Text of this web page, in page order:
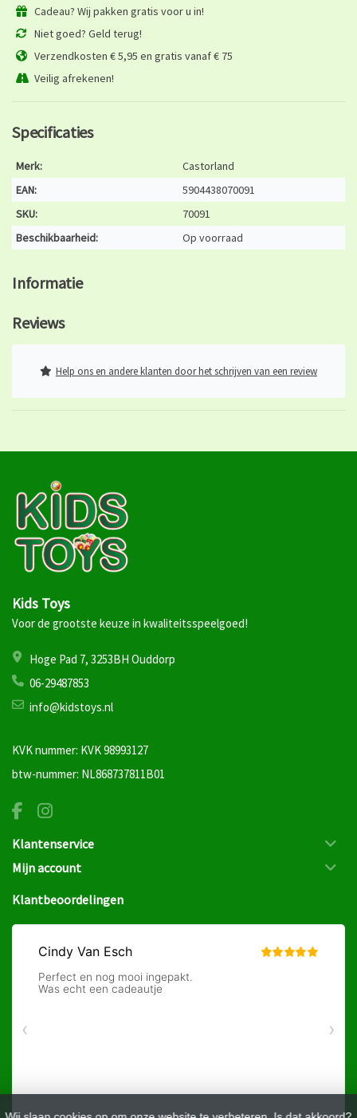
Cadeau? Wij pakken gratis voor u in!
Niet goed? Geld terug!
Verzendkosten € 5,95 en gratis vanaf € 75
Veilig afrekenen!
Specificaties
Merk:
Castorland
EAN:
5904438070091
SKU:
70091
Beschikbaarheid:
Op voorraad
Informatie
Reviews
Help ons en andere klanten door het schrijven van een review
Kids Toys
Voor de grootste keuze in kwaliteitsspeelgoed!
Hoge Pad 7, 3253BH Ouddorp
06-29487853
info@kidstoys.nl
KVK nummer: KVK 98993127
btw-nummer: NL868737811B01
Klantenservice
Mijn account
Klantbeoordelingen